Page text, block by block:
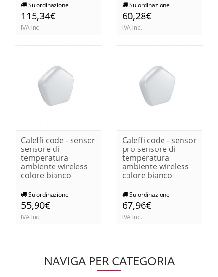
Su ordinazione
115,34€
IVA Inc.
Su ordinazione
60,28€
IVA Inc.
Caleffi code - sensor
sensore di
temperatura
ambiente wireless
colore bianco
Su ordinazione
55,90€
IVA Inc.
Caleffi code - sensor
pro sensore di
temperatura
ambiente wireless
colore bianco
Su ordinazione
67,96€
IVA Inc.
NAVIGA PER CATEGORIA